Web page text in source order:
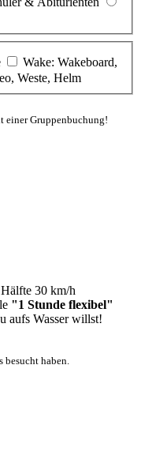
Wake: Wakeboard,
Weste, Helm
einer Gruppenbuchung!
30 km/h
"1 Stunde flexibel"
aufs Wasser willst!
besucht haben.